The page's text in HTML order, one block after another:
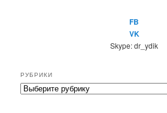
FB
VK
Skype: dr_ydik
РУБРИКИ
Р